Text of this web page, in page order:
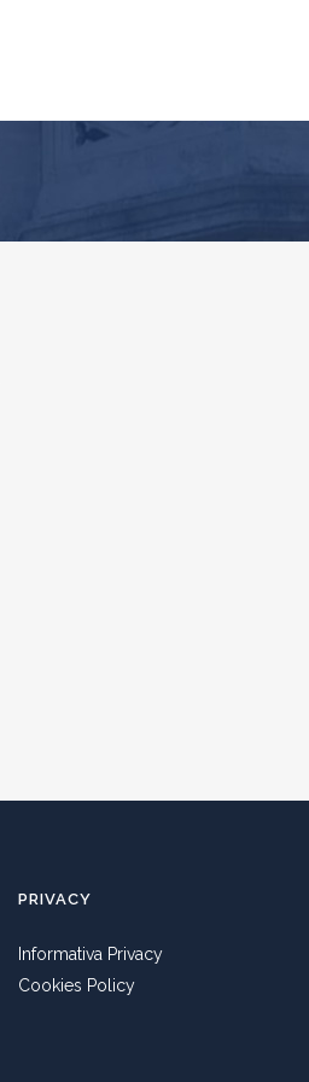
PRIVACY
Informativa Privacy
Cookies Policy